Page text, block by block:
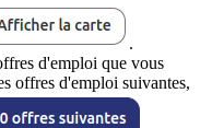
.
d'emploi que vous
offres d'emploi suivantes,